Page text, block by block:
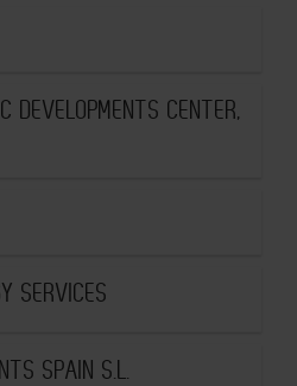
DEVELOPMENTS CENTER,
SERVICES
SPAIN S.L.